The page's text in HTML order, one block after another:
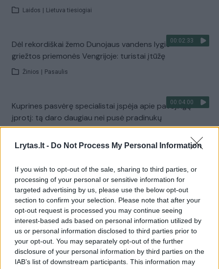
Lrytas.lt - Do Not Process My Personal Information
If you wish to opt-out of the sale, sharing to third parties, or
processing of your personal or sensitive information for
targeted advertising by us, please use the below opt-out
section to confirm your selection. Please note that after your
opt-out request is processed you may continue seeing
interest-based ads based on personal information utilized by
us or personal information disclosed to third parties prior to
your opt-out. You may separately opt-out of the further
disclosure of your personal information by third parties on the
IAB’s list of downstream participants. This information may
Laidos Lietuva tiesiogiai
00:02:33
Dėl rekordiškai žemo Dunojaus vandens lygio –
griežtos priemonės Vengrijoje: turistai įtūžę
Žinios Pasaulis
00:04:00
Kuprines pasvėrę specialistai įspėja apie pavojingą
įprotį: tą daro daugiau nei pusė pradinukų
Visi įrašai
Žiūrimiausi įrašai
00:00:30
Vaizdai iš tragiškos avarijos Vilniaus r.: dviejų moterų ir
vaiko gyvybių išgelbėti nepavyko